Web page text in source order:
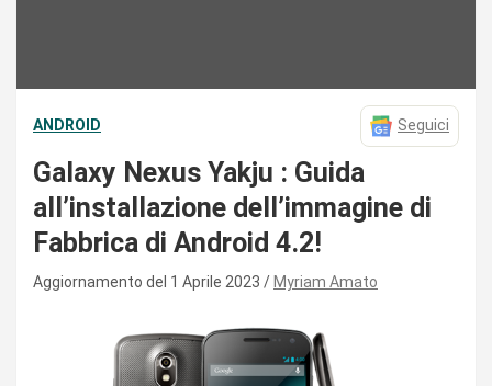
ANDROID Seguici
Galaxy Nexus Yakju : Guida
all’installazione dell’immagine di
Fabbrica di Android 4.2!
Aggiornamento del 1 Aprile 2023 Myriam Amato